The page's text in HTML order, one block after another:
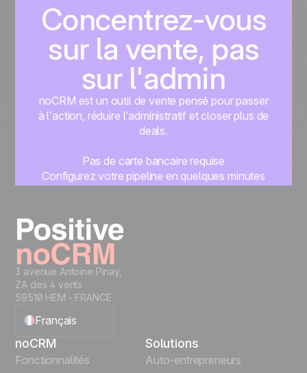
Concentrez-vous
sur la vente, pas
sur l'admin
noCRM est un outil de vente pensé pour passer
à l’action, réduire l’administratif et closer plus de
deals.
Pas de carte bancaire requise
Configurez votre pipeline en quelques minutes
3 avenue Antoine Pinay,
ZA des 4 vents
59510 HEM - FRANCE
Français
English
noCRM
Fonctionnalités
Solutions
Auto-entrepreneurs